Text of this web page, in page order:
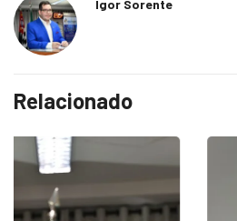
Igor Sorente
Relacionado